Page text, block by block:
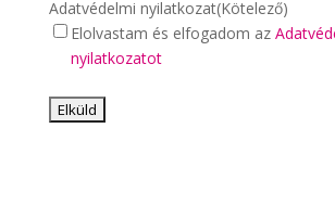
Adatvédelmi nyilatkozat(Kötelező)
Elolvastam és elfogadom az
nyilatkozatot